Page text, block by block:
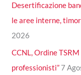
Desertificazione
le aree interne,
2026
CCNL, Ordine
professionisti” 7